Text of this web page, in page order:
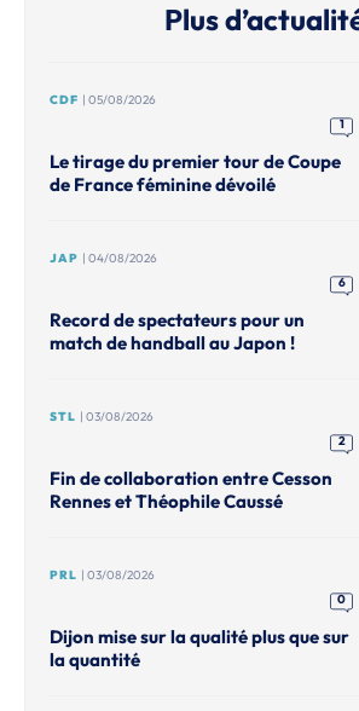
Plus
CDF | 05/08/2026
1
Le tirage du premier tour de Coupe
de France féminine dévoilé
JAP | 04/08/2026
6
Record de spectateurs pour un
match de handball au Japon !
STL | 03/08/2026
2
Fin de collaboration entre Cesson
Rennes et Théophile Caussé
PRL | 03/08/2026
0
Dijon mise sur la qualité plus que sur
la quantité